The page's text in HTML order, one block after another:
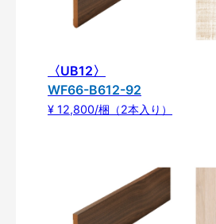
〈UB12〉
WF66-B612-92
¥ 12,800/梱（2本入り）